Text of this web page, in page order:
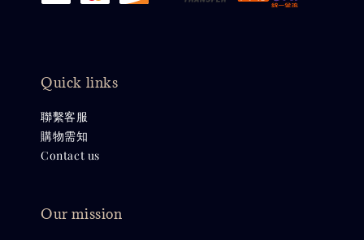
Quick links
聯繫客服
購物需知
Contact us
Our mission